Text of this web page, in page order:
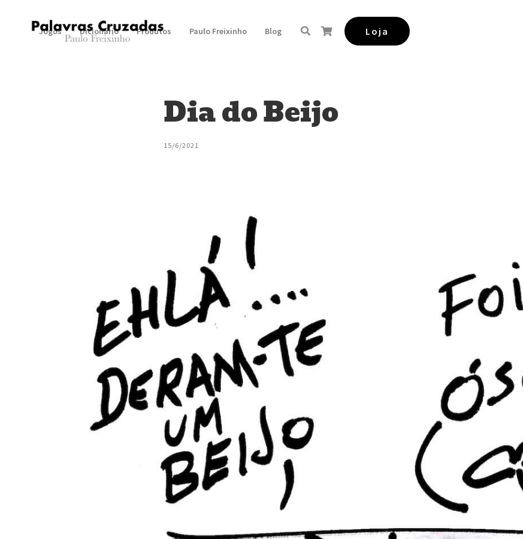
Jogos Dicionário Produtos Paulo Freixinho Blog Loja
Dia do Beijo
15/6/2021